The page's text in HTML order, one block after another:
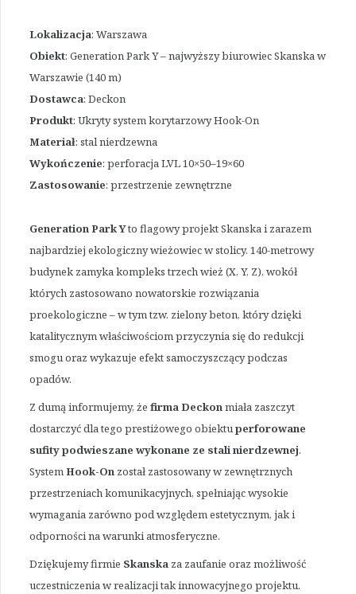
Lokalizacja: Warszawa
Obiekt: Generation Park Y – najwyższy biurowiec Skanska w
Warszawie (140 m)
Dostawca: Deckon
Produkt: Ukryty system korytarzowy Hook-On
Materiał: stal nierdzewna
Wykończenie: perforacja LVL 10×50–19×60
Zastosowanie: przestrzenie zewnętrzne
Generation Park Yto flagowy projekt Skanska i zarazem
najbardziej ekologiczny wieżowiec w stolicy. 140-metrowy
budynek zamyka kompleks trzech wież (X, Y, Z), wokół
których zastosowano nowatorskie rozwiązania
proekologiczne – w tym tzw. zielony beton, który dzięki
katalitycznym właściwościom przyczynia się do redukcji
smogu oraz wykazuje efekt samoczyszczący podczas
opadów.
Z dumą informujemy, że firma Deckonmiała zaszczyt
dostarczyć dla tego prestiżowego obiektuperforowane
sufity podwieszane wykonane ze stali nierdzewnej.
SystemHook-Onzostał zastosowany w zewnętrznych
przestrzeniach komunikacyjnych, spełniając wysokie
wymagania zarówno pod względem estetycznym, jak i
odporności na warunki atmosferyczne.
Dziękujemy firmie Skanskaza zaufanie oraz możliwość
uczestniczenia w realizacji tak innowacyjnego projektu.